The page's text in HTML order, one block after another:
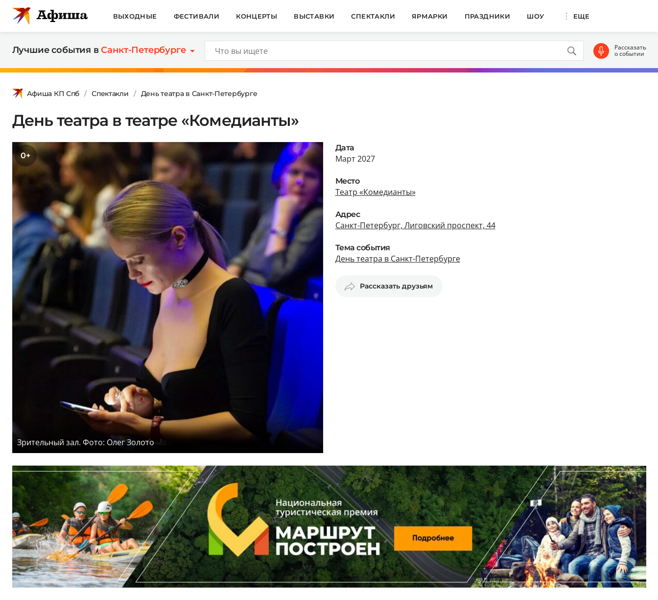
ВЫХОДНЫЕ ФЕСТИВАЛИ КОНЦЕРТЫ ВЫСТАВКИ СПЕКТАКЛИ ЯРМАРКИ ПРАЗДНИКИ ШОУ ЕЩЕ
Лучшие события вСанкт-Петербурге Рассказать
о событии
Афиша КП Спб Спектакли День театра в Санкт-Петербурге
День театра в театре «Комедианты»
0+
Зрительный зал. Фото: Олег Золото
Дата
Март 2027
Место
Театр «Комедианты»
Адрес
Санкт-Петербург, Лиговский проспект, 44
Тема события
День театра в Санкт-Петербурге
Рассказать друзьям